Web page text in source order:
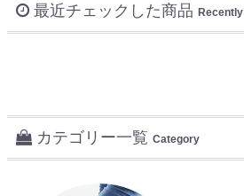
最近チェックした商品 Recently
カテゴリー一覧 Category